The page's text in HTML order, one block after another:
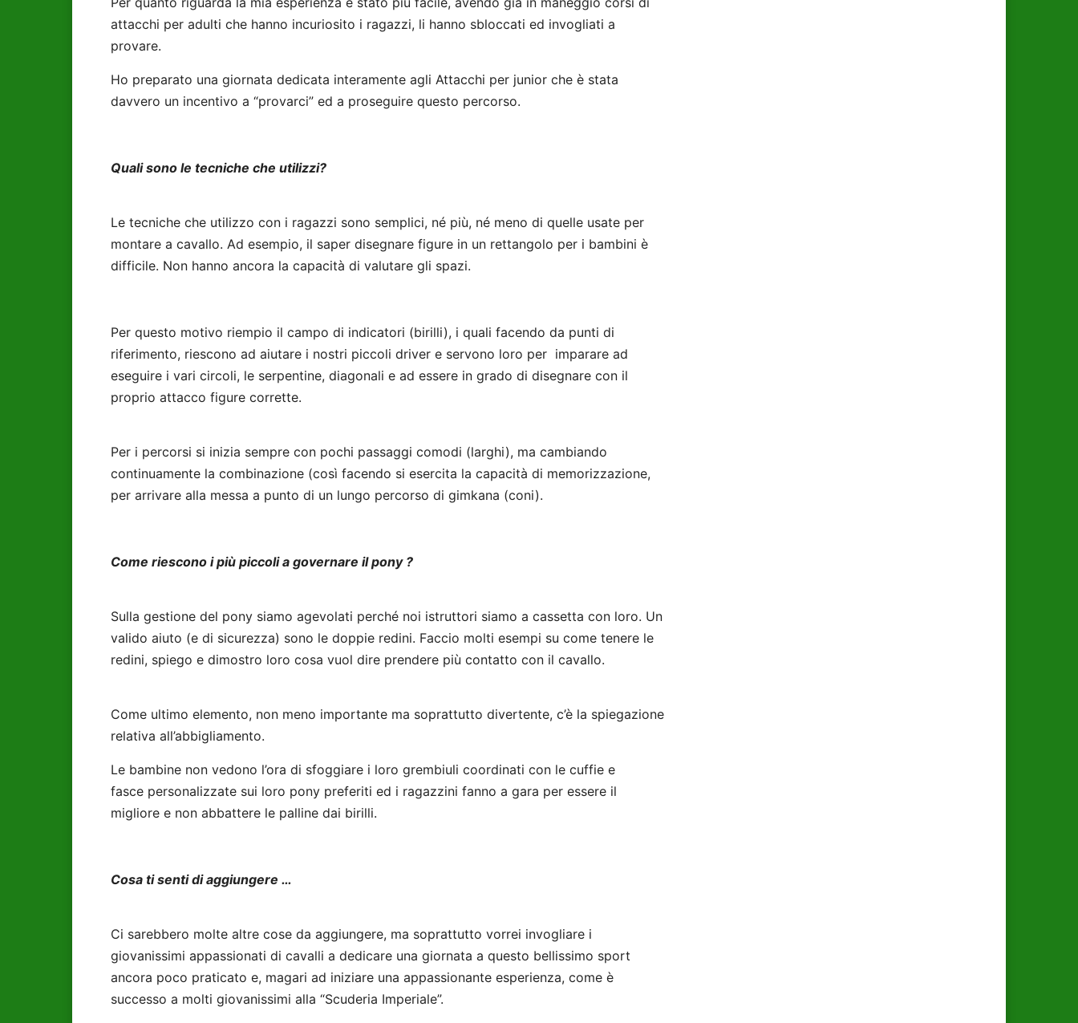
attacchi per adulti che hanno incuriosito i ragazzi, li hanno sbloccati ed invogliati a
provare.
Ho preparato una giornata dedicata interamente agli Attacchi per junior che è stata
davvero un incentivo a “provarci” ed a proseguire questo percorso.
Quali sono le tecniche che utilizzi?
Le tecniche che utilizzo con i ragazzi sono semplici, né più, né meno di quelle usate per
montare a cavallo. Ad esempio, il saper disegnare figure in un rettangolo per i bambini è
difficile. Non hanno ancora la capacità di valutare gli spazi.
Per questo motivo riempio il campo di indicatori (birilli), i quali facendo da punti di
riferimento, riescono ad aiutare i nostri piccoli driver e servono loro per imparare ad
eseguire i vari circoli, le serpentine, diagonali e ad essere in grado di disegnare con il
proprio attacco figure corrette.
Per i percorsi si inizia sempre con pochi passaggi comodi (larghi), ma cambiando
continuamente la combinazione (così facendo si esercita la capacità di memorizzazione,
per arrivare alla messa a punto di un lungo percorso di gimkana (coni).
Come riescono i più piccoli a governare il pony ?
Sulla gestione del pony siamo agevolati perché noi istruttori siamo a cassetta con loro. Un
valido aiuto (e di sicurezza) sono le doppie redini. Faccio molti esempi su come tenere le
redini, spiego e dimostro loro cosa vuol dire prendere più contatto con il cavallo.
Come ultimo elemento, non meno importante ma soprattutto divertente, c’è la spiegazione
relativa all’abbigliamento.
Le bambine non vedono l’ora di sfoggiare i loro grembiuli coordinati con le cuffie e
fasce personalizzate sui loro pony preferiti ed i ragazzini fanno a gara per essere il
migliore e non abbattere le palline dai birilli.
Cosa ti senti di aggiungere …
Ci sarebbero molte altre cose da aggiungere, ma soprattutto vorrei invogliare i
giovanissimi appassionati di cavalli a dedicare una giornata a questo bellissimo sport
ancora poco praticato e, magari ad iniziare una appassionante esperienza, come è
successo a molti giovanissimi alla “Scuderia Imperiale”.